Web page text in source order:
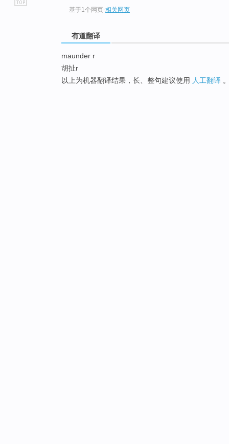
基于1个网页-相关网页
有道翻译
maunder r
胡扯r
以上为机器翻译结果，长、整句建议使用 人工翻译